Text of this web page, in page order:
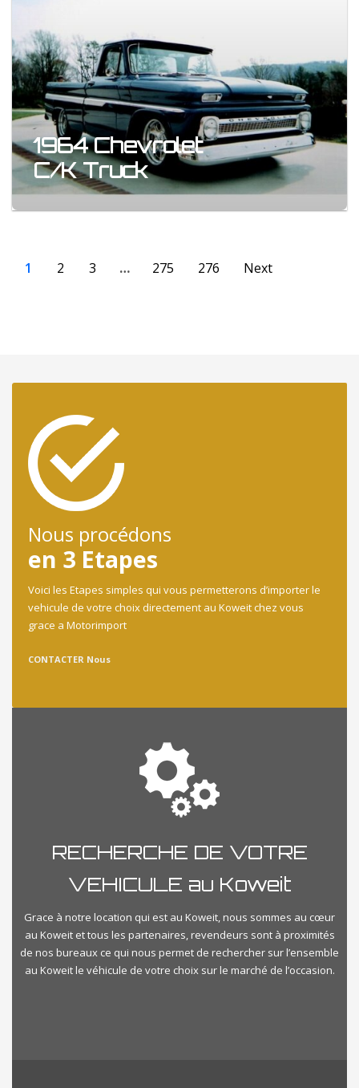
1964 Chevrolet
C/K Truck
1 2 3 … 275 276 Next
Nous procédons
en 3 Etapes
Voici les Etapes simples qui vous permetterons d’importer le
vehicule de votre choix directement au Koweit chez vous
grace a Motorimport
CONTACTER Nous
RECHERCHE DE VOTRE
VEHICULE au Koweit
Grace à notre location qui est au Koweit, nous sommes au cœur
au Koweit et tous les partenaires, revendeurs sont à proximités
de nos bureaux ce qui nous permet de rechercher sur l’ensemble
au Koweit le véhicule de votre choix sur le marché de l’occasion.